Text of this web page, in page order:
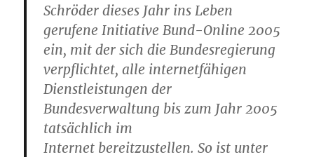
Schröder dieses Jahr ins Leben
gerufene Initiative Bund-Online 2005
ein, mit der sich die Bundesregierung
verpflichtet, alle internetfähigen
Dienstleistungen der
Bundesverwaltung bis zum Jahr 2005
tatsächlich im
Internet bereitzustellen. So ist unter